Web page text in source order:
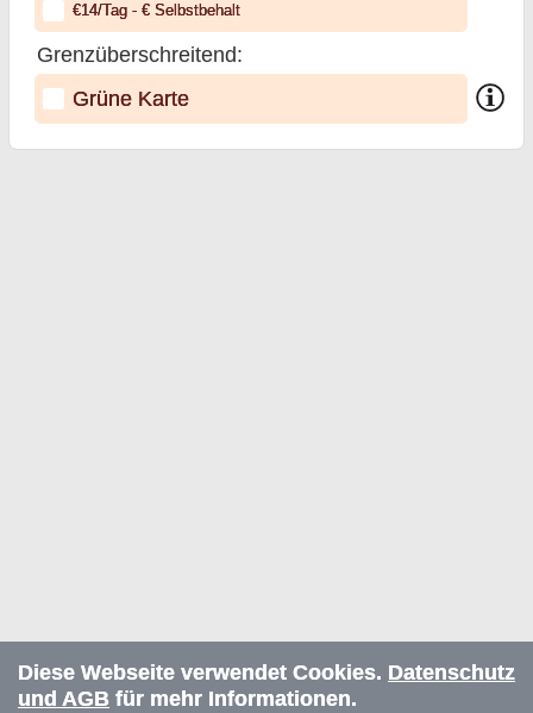
€14/Tag- €Selbstbehalt
Grenzüberschreitend:
Grüne Karte
Diese Webseite verwendet Cookies. Datenschutz
und AGB für mehr Informationen.